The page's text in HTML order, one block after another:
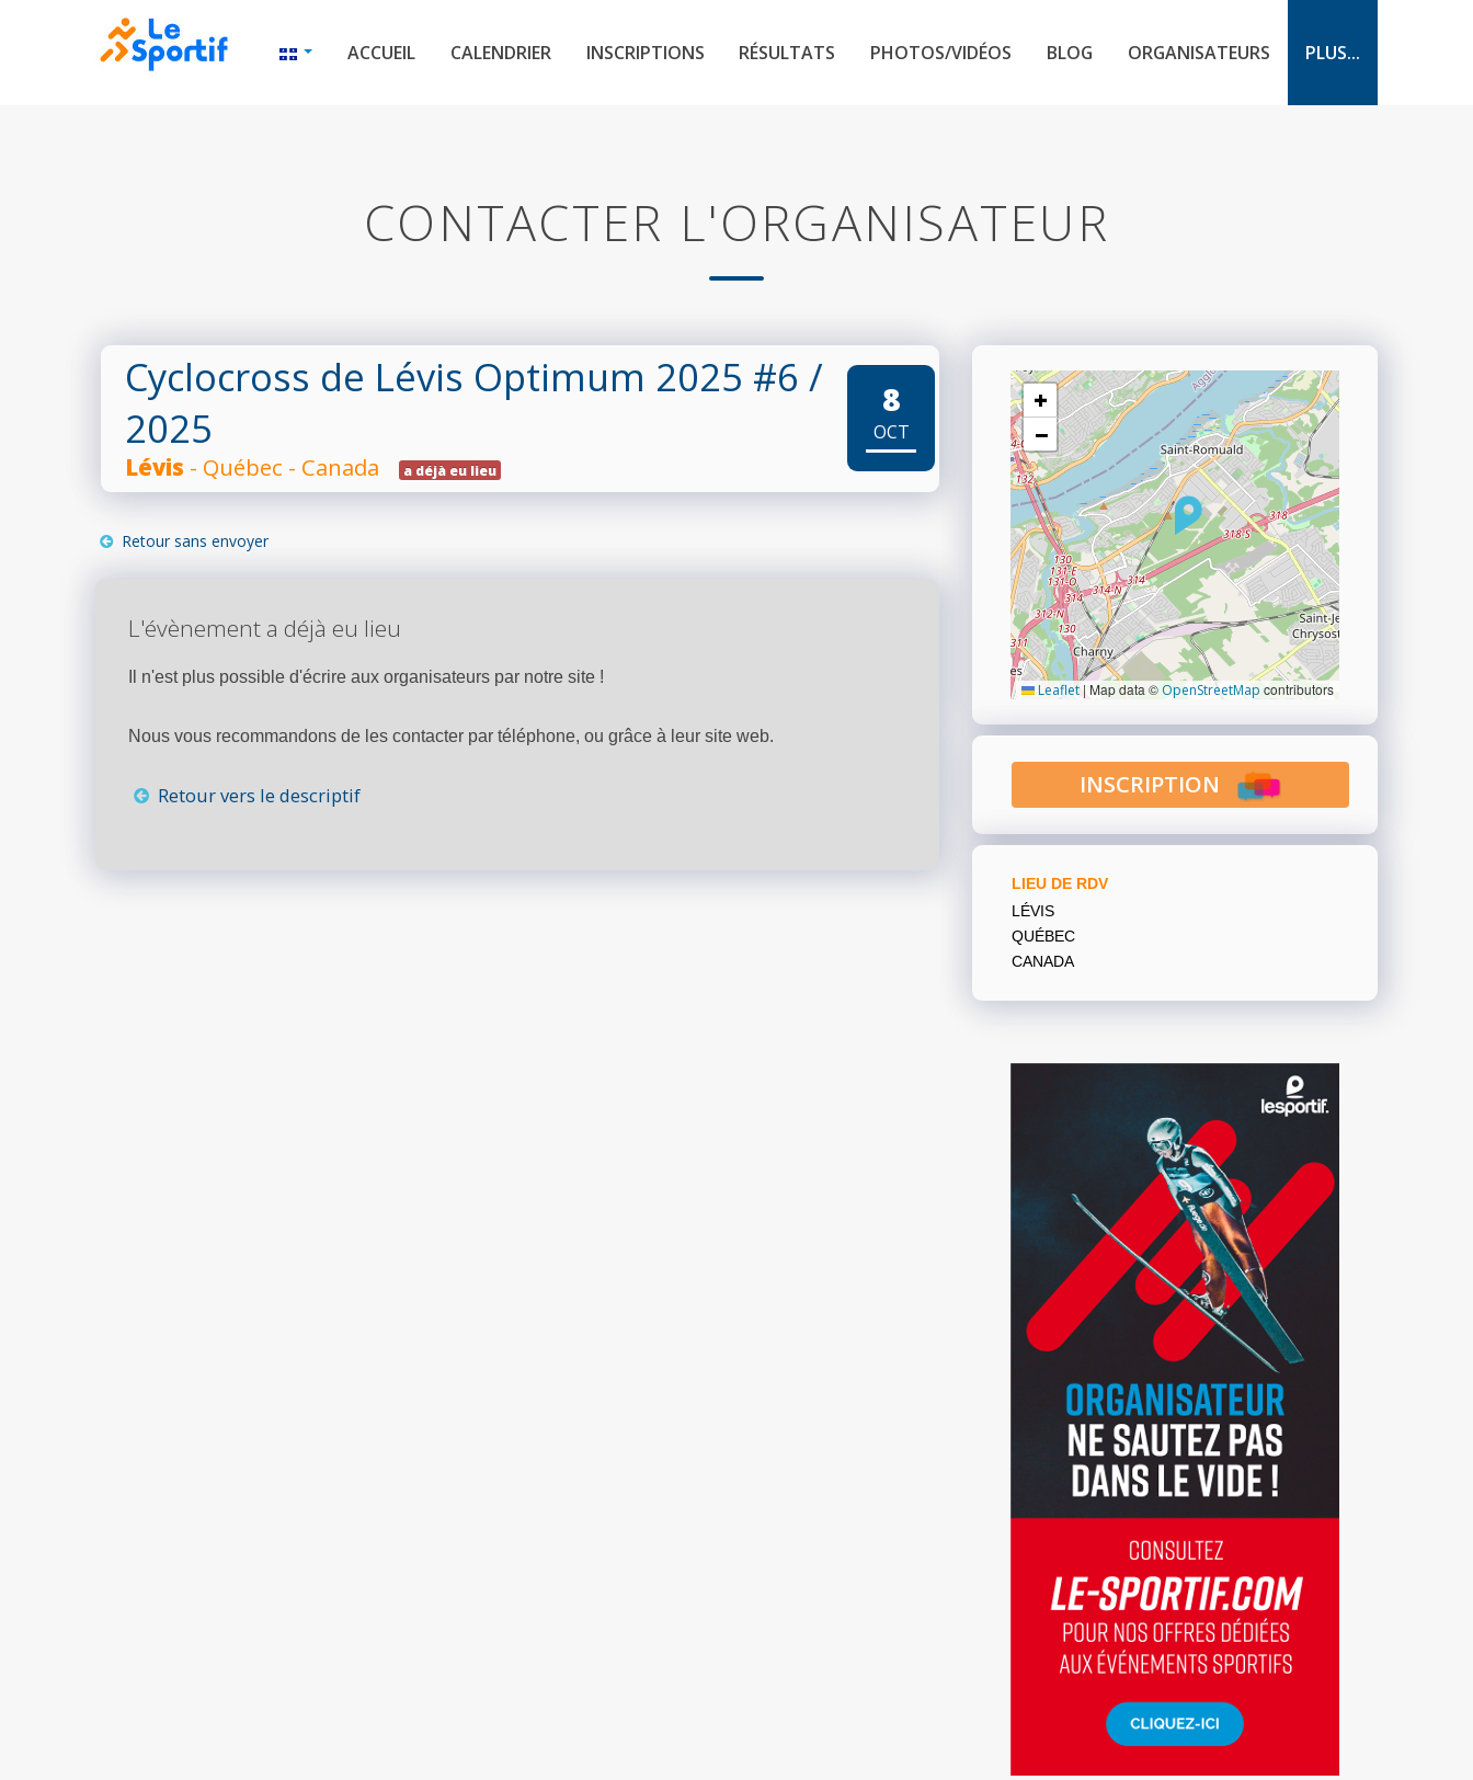
ACCUEIL CALENDRIER INSCRIPTIONS RÉSULTATS PHOTOS/VIDÉOS BLOG ORGANISATEURS PLUS...
CONTACTER L'ORGANISATEUR
Cyclocross de Lévis Optimum 2025 #6 /
2025
Lévis - Québec - Canada a déjà eu lieu
8
OCT
Retour sans envoyer
L'évènement a déjà eu lieu
Il n'est plus possible d'écrire aux organisateurs par notre site !
Nous vous recommandons de les contacter par téléphone, ou grâce à leur site web.
Retour vers le descriptif
+
−
Leaflet | Map data © OpenStreetMap contributors
INSCRIPTION
LIEU DE RDV
LÉVIS
QUÉBEC
CANADA